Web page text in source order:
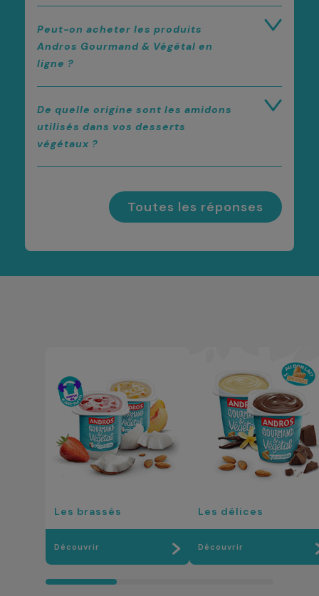
Peut-on acheter les produits
Andros Gourmand & Végétal en
ligne ?
De quelle origine sont les amidons
utilisés dans vos desserts
végétaux ?
Toutes les réponses
Les brassés
Découvrir
Les délices
Découvrir